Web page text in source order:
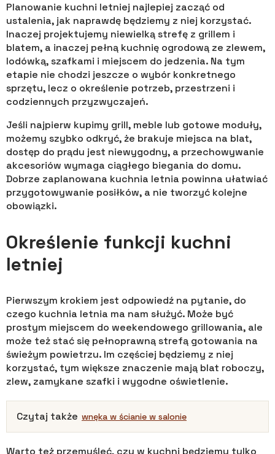
Planowanie kuchni letniej najlepiej zacząć od
ustalenia, jak naprawdę będziemy z niej korzystać.
Inaczej projektujemy niewielką strefę z grillem i
blatem, a inaczej pełną kuchnię ogrodową ze zlewem,
lodówką, szafkami i miejscem do jedzenia. Na tym
etapie nie chodzi jeszcze o wybór konkretnego
sprzętu, lecz o określenie potrzeb, przestrzeni i
codziennych przyzwyczajeń.
Jeśli najpierw kupimy grill, meble lub gotowe moduły,
możemy szybko odkryć, że brakuje miejsca na blat,
dostęp do prądu jest niewygodny, a przechowywanie
akcesoriów wymaga ciągłego biegania do domu.
Dobrze zaplanowana kuchnia letnia powinna ułatwiać
przygotowywanie posiłków, a nie tworzyć kolejne
obowiązki.
Określenie funkcji kuchni
letniej
Pierwszym krokiem jest odpowiedź na pytanie, do
czego kuchnia letnia ma nam służyć. Może być
prostym miejscem do weekendowego grillowania, ale
może też stać się pełnoprawną strefą gotowania na
świeżym powietrzu. Im częściej będziemy z niej
korzystać, tym większe znaczenie mają blat roboczy,
zlew, zamykane szafki i wygodne oświetlenie.
Czytaj także wnęka w ścianie w salonie
Warto też przemyśleć, czy w kuchni będziemy tylko